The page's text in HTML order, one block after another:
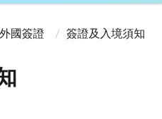
國簽證 簽證及入境須知